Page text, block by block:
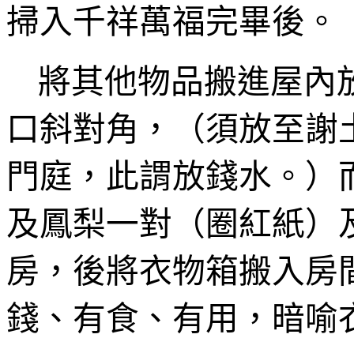
掃入千祥萬福完畢後。
將其他物品搬進屋內
口斜對角，（須放至
門庭，此謂放錢水。）
及鳳梨一對（圈紅紙）
房，後將衣物箱搬入
錢、有食、有用，暗喻